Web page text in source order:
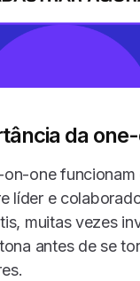
da
one funcionam
líder e
muitas vezes
antes de se